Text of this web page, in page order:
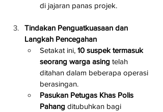
di jajaran panas projek.
Tindakan Penguatkuasaan dan
Langkah Pencegahan
Setakat ini, 10 suspek termasuk
seorang warga asing telah
ditahan dalam beberapa operasi
berasingan.
Pasukan Petugas Khas Polis
Pahang ditubuhkan bagi